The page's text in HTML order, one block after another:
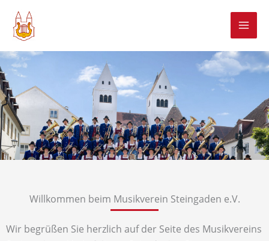
Inhalt
springen
Willkommen beim Musikverein Steingaden e.V.
Wir begrüßen Sie herzlich auf der Seite des Musikvereins